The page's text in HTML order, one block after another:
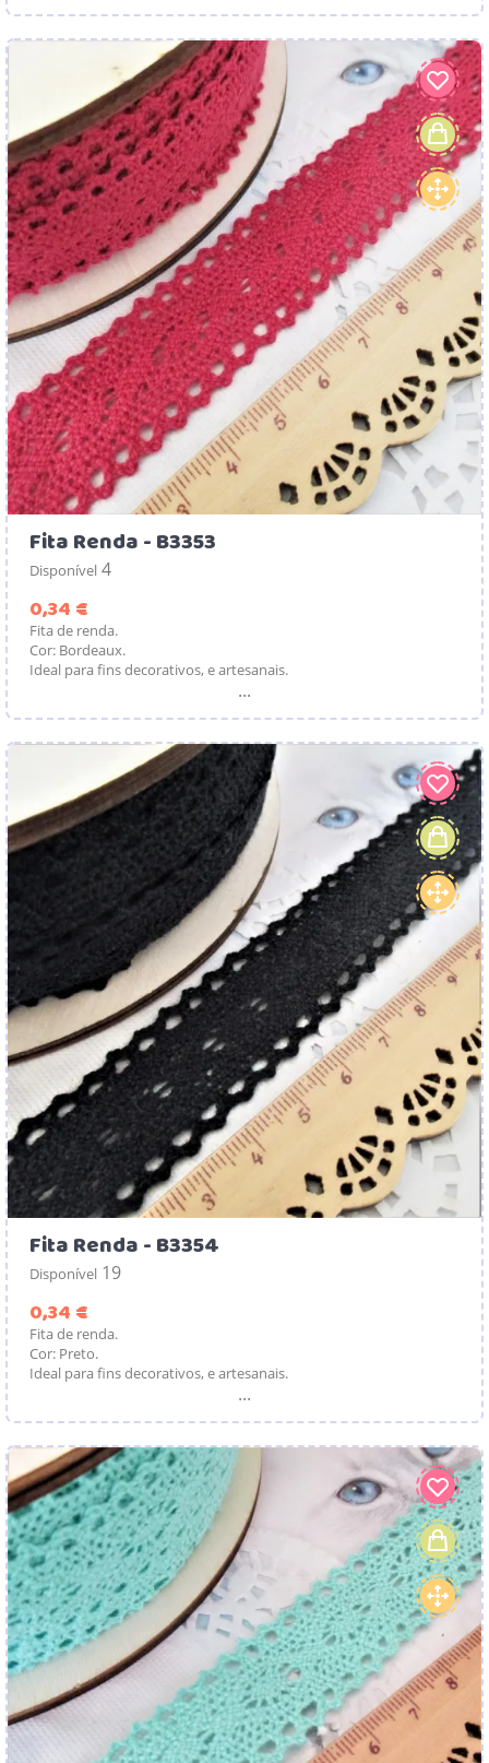
Fita Renda - B3353
Disponível 4
0,34 €
Fita de renda.
Cor: Bordeaux.
Ideal para fins decorativos, e artesanais.
...
Fita Renda - B3354
Disponível 19
0,34 €
Fita de renda.
Cor: Preto.
Ideal para fins decorativos, e artesanais.
...